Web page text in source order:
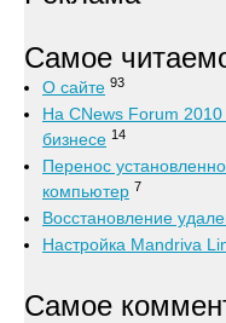
Самое
О сайте 93
На CNews Forum 2010
бизнесе 14
Перенос
компьютер 7
Восстановление
Настройка Mandriva
Самое